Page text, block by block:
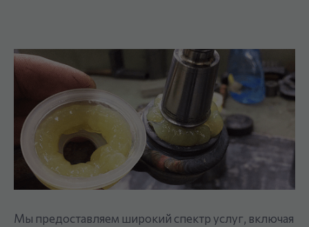
Мы предоставляем широкий спектр услуг, включая